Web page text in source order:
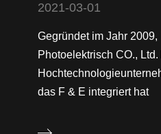
2021-03-01
Gegründet im Jahr
Photoelektrisch CO.,
das F & E integriert hat